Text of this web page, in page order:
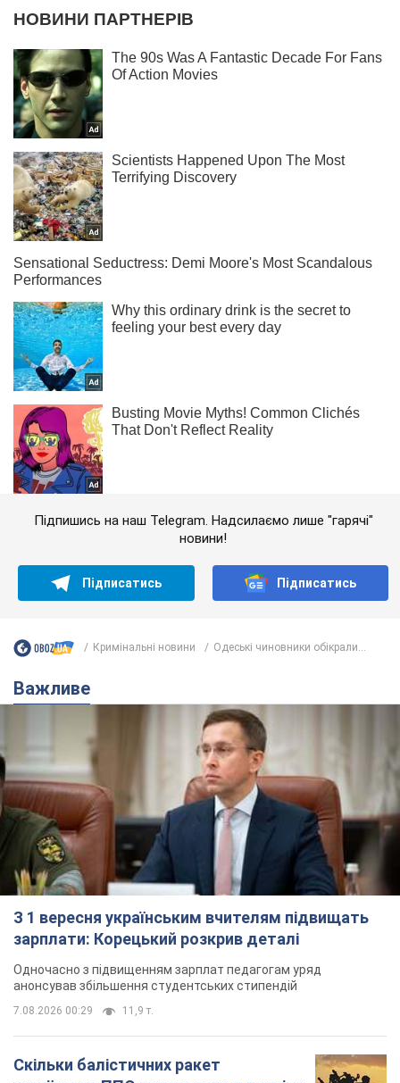
Підпишись на наш Telegram. Надсилаємо лише "гарячі"
новини!
Підписатись Підписатись
Кримінальні новини Одеські чиновники обікрали...
Важливе
З 1 вересня українським вчителям підвищать
зарплати: Корецький розкрив деталі
Одночасно з підвищенням зарплат педагогам уряд
анонсував збільшення студентських стипендій
7.08.2026 00:29 11,9 т.
Скільки балістичних ракет